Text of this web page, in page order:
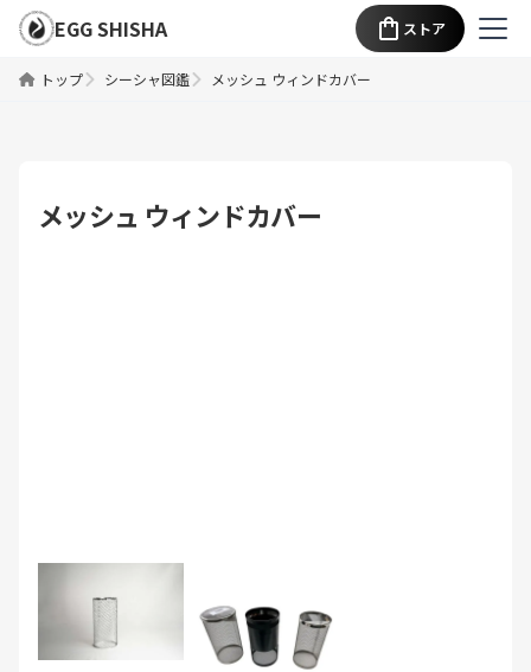
EGG SHISHA ストア
トップ シーシャ図鑑 メッシュ ウィンドカバー
メッシュ ウィンドカバー